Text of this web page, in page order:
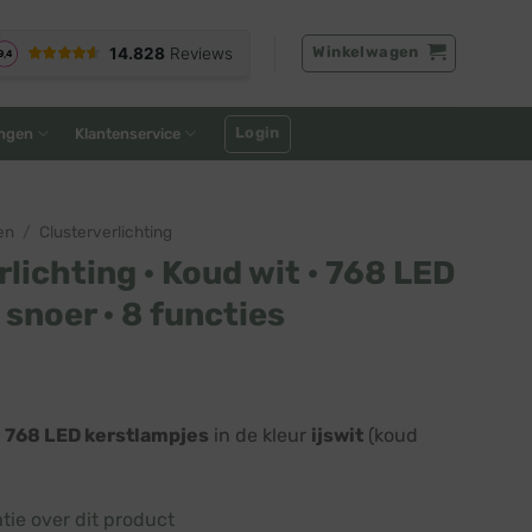
Winkelwagen
Klantenservice Login
Clusterverlichting
· Koud wit · 768 LED
· 8 functies
768 LED kerstlampjes in de kleur ijswit (koud
over dit product